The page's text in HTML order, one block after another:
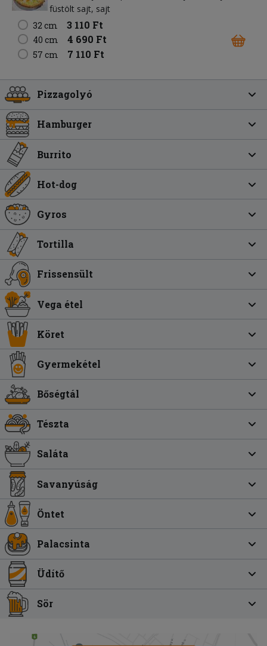
füstölt sajt sajt
32 cm
3 110 Ft
40 cm 4 690 Ft
57 cm 7 110 Ft
Pizzagolyó
Hamburger
Burrito
Hot-dog
Gyros
Tortilla
Frissensült
Vega étel
Köret
Gyermekétel
Bőségtál
Tészta
Saláta
Savanyúság
Öntet
Palacsinta
Üdítő
Sör